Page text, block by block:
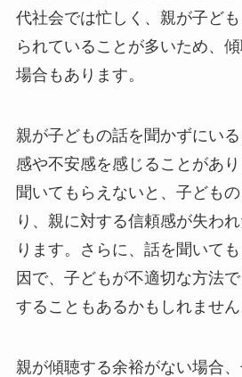
代社会では忙しく、親が子ど
られていることが多いため、
場合もあります。
親が子どもの話を聞かずにい
感や不安感を感じることがあ
聞いてもらえないと、子ども
り、親に対する信頼感が失わ
ります。さらに、話を聞いて
因で、子どもが不適切な方法
することもあるかもしれません
親が傾聴する余裕がない場合